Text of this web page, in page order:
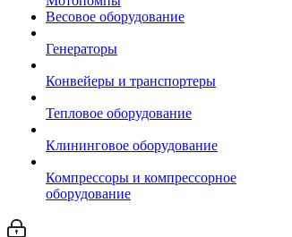
Весовое оборудование
Генераторы
Конвейеры и транспортеры
Тепловое оборудование
Клининговое оборудование
Компрессоры и компрессорное
оборудование